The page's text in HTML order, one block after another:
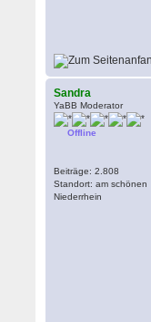
Sandra
YaBB Moderator
Offline
Beiträge: 2.808
Standort: am schönen
Niederrhein